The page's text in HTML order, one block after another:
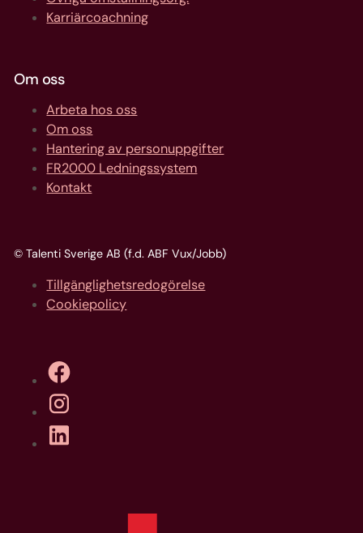
Karriärcoachning
Om oss
Arbeta hos oss
Om oss
Hantering av personuppgifter
FR2000 Ledningssystem
Kontakt
© Talenti Sverige AB (f.d. ABF Vux/Jobb)
Tillgänglighetsredogörelse
Cookiepolicy